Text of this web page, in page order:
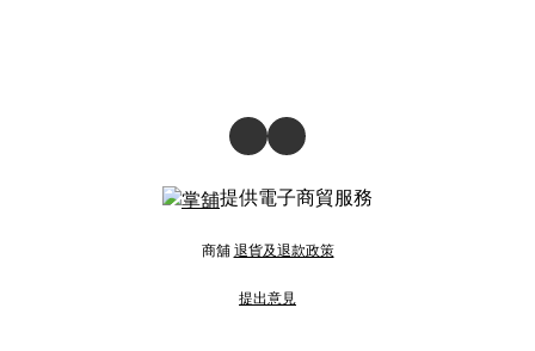
提供電子商貿服務
商舖 退貨及退款政策
提出意見